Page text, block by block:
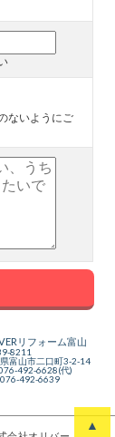
ないようにご
リフォーム富山
8211
富山市二口町3-2-14
492-6628(代)
492-6639